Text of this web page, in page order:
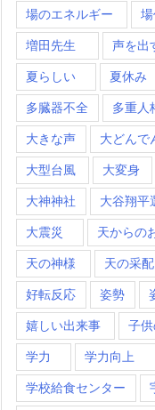
場のエネルギー 場
増田先生 声を出
夏らしい 夏休み
多臓器不全 多重人
大きな声 大どんで
大型台風 大変身
大神神社 大谷翔平
大震災 天からの
天の神様 天の采配
好転反応 姿勢
嬉しい出来事 子
学力 学力向上
学校給食センター